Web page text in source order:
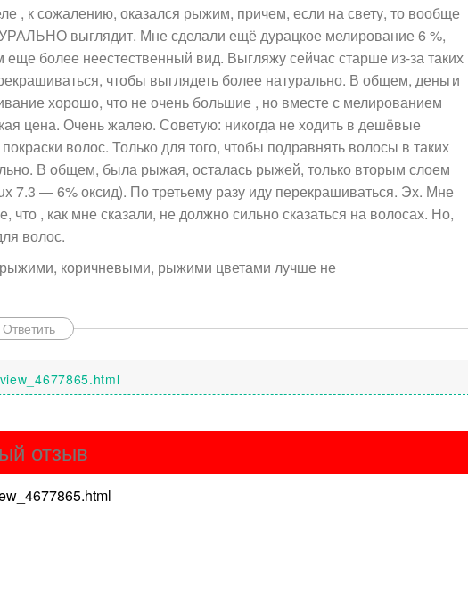
, к сожалению, оказался рыжим, причем, если на свету, то вообще
выглядит. Мне сделали ещё дурацкое мелирование 6 %,
еще более неестественный вид. Выгляжу сейчас старше из-за таких
чтобы выглядеть более натурально. В общем, деньги
хорошо, что не очень большие , но вместе с мелированием
цена. Очень жалею. Советую: никогда не ходить в дешёвые
волос. Только для того, чтобы подравнять волосы в таких
В общем, была рыжая, осталась рыжей, только вторым слоем
7.3 — 6% оксид). По третьему разу иду перекрашиваться. Эх. Мне
что , как мне сказали, не должно сильно сказаться на волосах. Но,
волос.
коричневыми, рыжими цветами лучше не
Ответить
отзыв